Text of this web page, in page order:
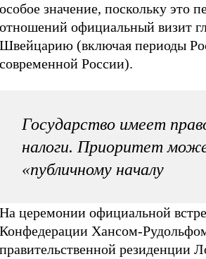
особое значение, поскольку это
отношений официальный визит
Швейцарию (включая периоды
современной России).
Государство имеет
налоги. Приоритет
«публичному началу
На церемонии официальной
Конфедерации Хансом-
правительственной резиденции